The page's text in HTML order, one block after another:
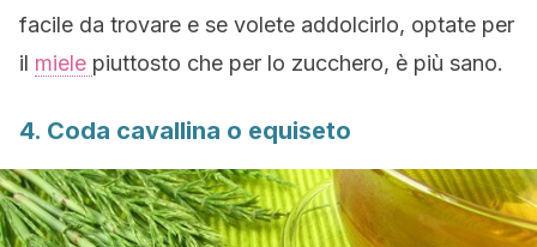
facile da trovare e se volete addolcirlo, optate per
il miele piuttosto che per lo zucchero, è più sano.
4. Coda cavallina o equiseto